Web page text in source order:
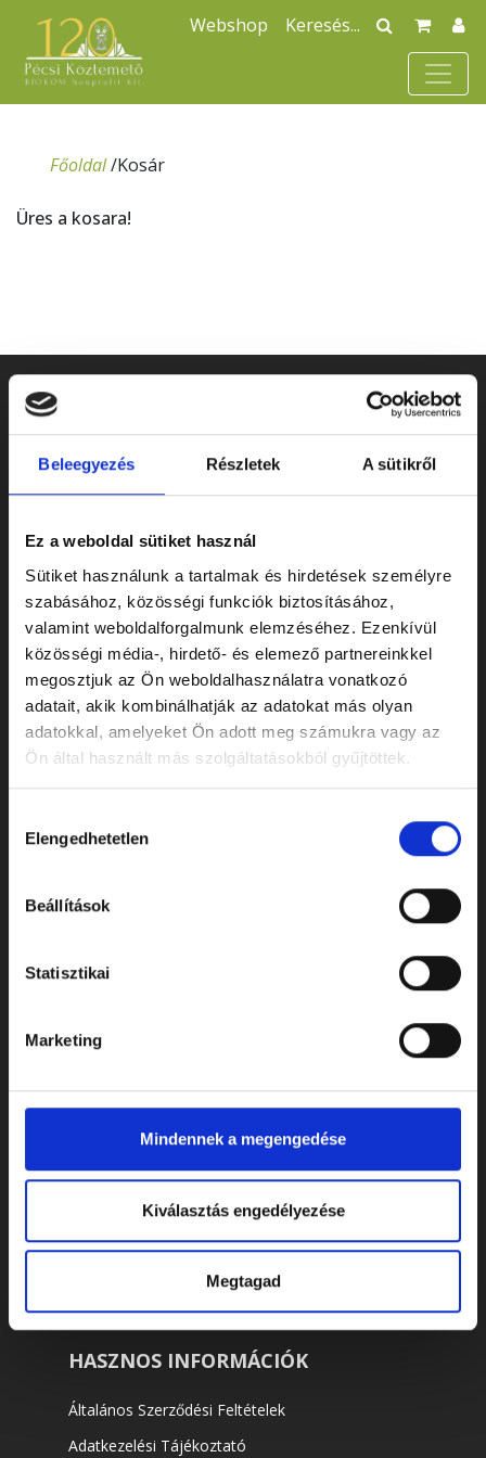
Beleegyezés Részletek A sütikről
Ez a weboldal sütiket használ
Sütiket használunk a tartalmak és hirdetések személyre
szabásához, közösségi funkciók biztosításához,
valamint weboldalforgalmunk elemzéséhez. Ezenkívül
közösségi média-, hirdető- és elemező partnereinkkel
megosztjuk az Ön weboldalhasználatra vonatkozó
adatait, akik kombinálhatják az adatokat más olyan
adatokkal, amelyeket Ön adott meg számukra vagy az
Ön által használt más szolgáltatásokból gyűjtöttek.
kiválasztása
Elengedhetetlen
Beállítások
Statisztikai
Marketing
Mindennek a megengedése
Kiválasztás engedélyezése
Megtagad
Webshop
Főoldal/Kosár
Üres a kosara!
ELÉRHETŐSÉGEK
Cím: 7622 Pécs, Siklósi út 43.
Telefonszám:
+36 72 805 440
E-mail:temeto@biokom.hu
Koporsók
SZOLGÁLTATÁSOK
Sírgondozás
Sírköveink
HASZNOS INFORMÁCIÓK
Általános Szerződési Feltételek
Adatkezelési Tájékoztató